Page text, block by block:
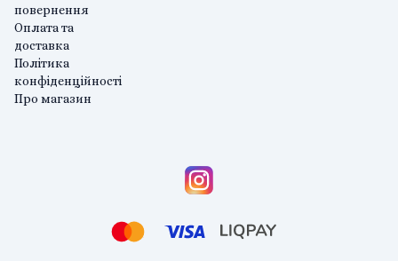
повернення
Оплата та
доставка
Політика
конфіденційності
Про магазин